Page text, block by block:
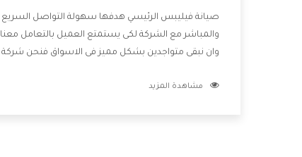
صيانة فيليبس الرئيسي هدفها سهولة التواصل السريع
والمباشر مع الشركة لكى يستمتع العميل بالتعامل معنا
وان نبقى متواجدين بشكل مميز فى الاسواق فنحن شركة
بالخدمات التى تنفرد الشركة بها والتى تكون منها خدمة
مشاهدة المزيد